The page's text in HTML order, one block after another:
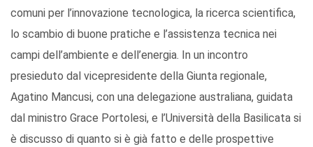
comuni per l’innovazione tecnologica, la ricerca scientifica,
lo scambio di buone pratiche e l’assistenza tecnica nei
campi dell’ambiente e dell’energia. In un incontro
presieduto dal vicepresidente della Giunta regionale,
Agatino Mancusi, con una delegazione australiana, guidata
dal ministro Grace Portolesi, e l’Università della Basilicata si
è discusso di quanto si è già fatto e delle prospettive